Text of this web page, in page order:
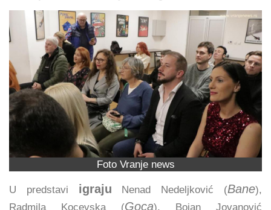
Foto Vranje news
U predstavi igraju Nenad Nedeljković (Bane),
Radmila Kocevska (Goca), Bojan Jovanović